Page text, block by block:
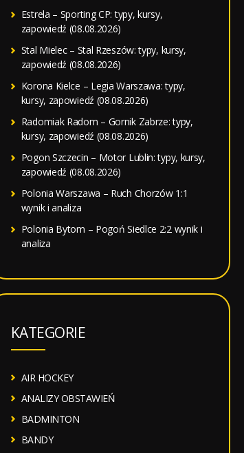
Estrela – Sporting CP: typy, kursy,
zapowiedź (08.08.2026)
Stal Mielec – Stal Rzeszów: typy, kursy,
zapowiedź (08.08.2026)
Korona Kielce – Legia Warszawa: typy,
kursy, zapowiedź (08.08.2026)
Radomiak Radom – Gornik Zabrze: typy,
kursy, zapowiedź (08.08.2026)
Pogon Szczecin – Motor Lublin: typy, kursy,
zapowiedź (08.08.2026)
Polonia Warszawa – Ruch Chorzów 1:1
wynik i analiza
Polonia Bytom – Pogoń Siedlce 2:2 wynik i
analiza
KATEGORIE
AIR HOCKEY
ANALIZY OBSTAWIEŃ
BADMINTON
BANDY